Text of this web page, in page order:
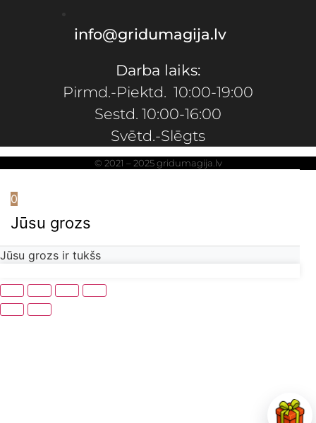
info@gridumagija.lv
Darba laiks:
Pirmd.-Piektd. 10:00-19:00
Sestd. 10:00-16:00
Svētd.-Slēgts
© 2021 – 2025 gridumagija.lv
0
Jūsu grozs
Jūsu grozs ir tukšs